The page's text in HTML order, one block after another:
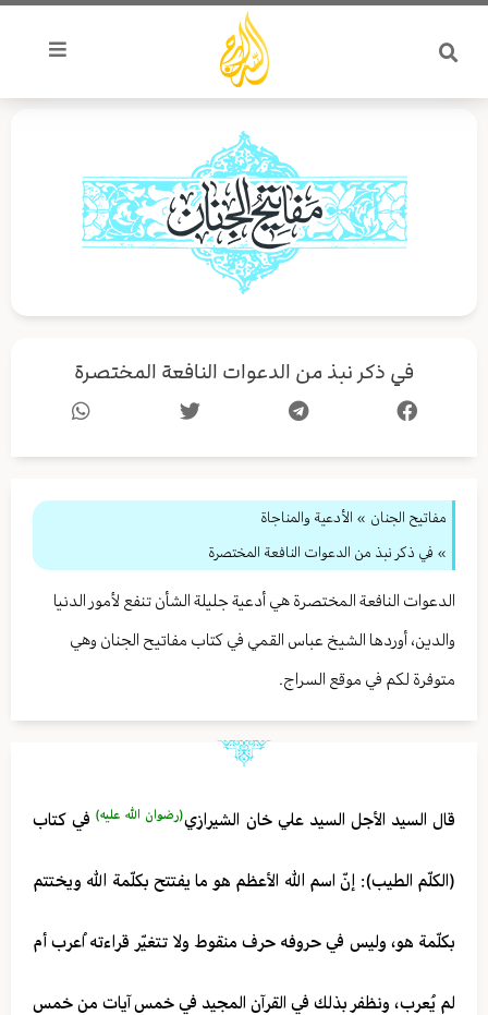
تخطي
المحتوى
في ذكر نبذ من الدعوات النافعة المختصرة
مفاتيح الجنان » الأدعية والمناجاة
» في ذكر نبذ من الدعوات النافعة المختصرة
الدعوات النافعة المختصرة هي أدعية جليلة الشأن تنفع لأمور الدنيا
والدين، أوردها الشيخ عباس القمي في كتاب مفاتيح الجنان وهي
متوفرة لكم في موقع السراج.
قال السيد الأجل السيد علي خان الشيرازي(رضوان الله عليه) في كتاب
(الكلّم الطيب): إنّ اسم الله الأعظم هو ما يفتتح بكلّمة الله ويختتم
بكلّمة هو، وليس في حروفه حرف منقوط ولا تتغيّر قراءته اُعرب أم
لم يُعرب، ونظفر بذلك في القرآن المجيد في خمس آيات من خمس